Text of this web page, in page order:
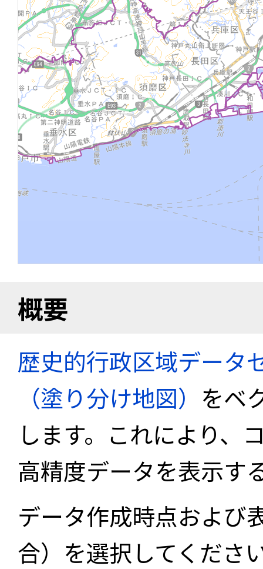
概要
歴史的行政区域データ
（塗り分け地図） をベ
します。これにより、
高精度データを表示す
データ作成時点および
合）を選択してくださ